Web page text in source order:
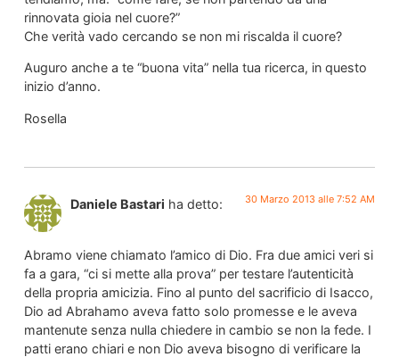
rinnovata gioia nel cuore?”
Che verità vado cercando se non mi riscalda il cuore?
Auguro anche a te “buona vita” nella tua ricerca, in questo
inizio d’anno.
Rosella
Daniele Bastari ha detto: 30 Marzo 2013 alle 7:52 AM
Abramo viene chiamato l’amico di Dio. Fra due amici veri si
fa a gara, “ci si mette alla prova” per testare l’autenticità
della propria amicizia. Fino al punto del sacrificio di Isacco,
Dio ad Abrahamo aveva fatto solo promesse e le aveva
mantenute senza nulla chiedere in cambio se non la fede. I
patti erano chiari e non Dio aveva bisogno di verificare la